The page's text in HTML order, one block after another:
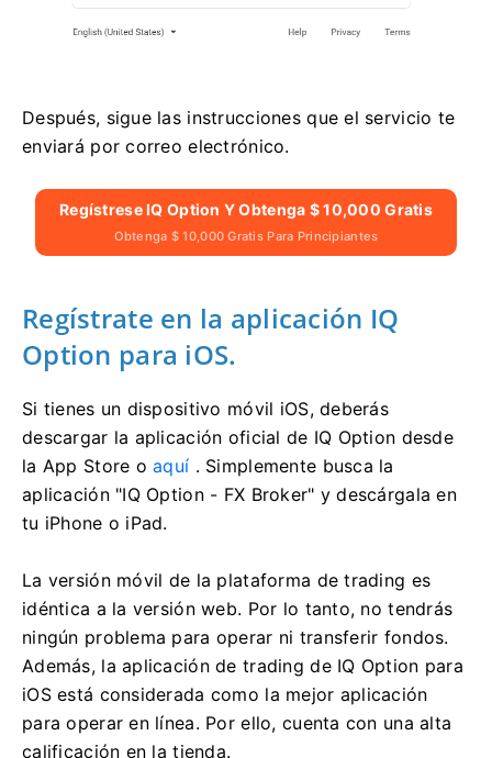
Después, sigue las instrucciones que el servicio te
enviará por correo electrónico.
Regístrese IQ Option Y Obtenga $ 10,000 Gratis
Obtenga $ 10,000 Gratis Para Principiantes
Regístrate en la aplicación IQ
Option para iOS.
Si tienes un dispositivo móvil iOS, deberás
descargar la aplicación oficial de IQ Option desde
la App Store oaquí . Simplemente busca la
aplicación "IQ Option - FX Broker" y descárgala en
tu iPhone o iPad.
La versión móvil de la plataforma de trading es
idéntica a la versión web. Por lo tanto, no tendrás
ningún problema para operar ni transferir fondos.
Además, la aplicación de trading de IQ Option para
iOS está considerada como la mejor aplicación
para operar en línea. Por ello, cuenta con una alta
calificación en la tienda.